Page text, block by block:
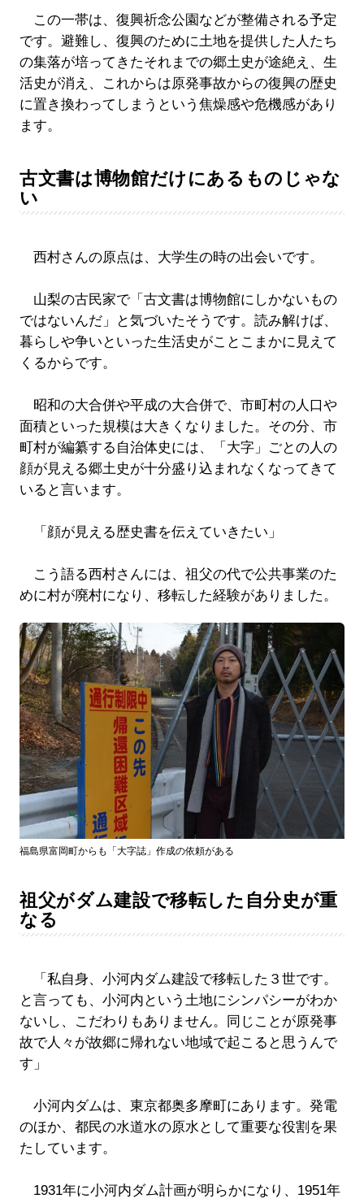
この一帯は、復興祈念公園などが整備される予定
です。避難し、復興のために土地を提供した人たち
の集落が培ってきたそれまでの郷土史が途絶え、生
活史が消え、これからは原発事故からの復興の歴史
に置き換わってしまうという焦燥感や危機感があり
ます。
古文書は博物館だけにあるものじゃな
い
西村さんの原点は、大学生の時の出会いです。
山梨の古民家で「古文書は博物館にしかないもの
ではないんだ」と気づいたそうです。読み解けば、
暮らしや争いといった生活史がことこまかに見えて
くるからです。
昭和の大合併や平成の大合併で、市町村の人口や
面積といった規模は大きくなりました。その分、市
町村が編纂する自治体史には、「大字」ごとの人の
顔が見える郷土史が十分盛り込まれなくなってきて
いると言います。
「顔が見える歴史書を伝えていきたい」
こう語る西村さんには、祖父の代で公共事業のた
めに村が廃村になり、移転した経験がありました。
福島県富岡町からも「大字誌」作成の依頼がある
祖父がダム建設で移転した自分史が重
なる
「私自身、小河内ダム建設で移転した３世です。
と言っても、小河内という土地にシンパシーがわか
ないし、こだわりもありません。同じことが原発事
故で人々が故郷に帰れない地域で起こると思うんで
す」
小河内ダムは、東京都奥多摩町にあります。発電
のほか、都民の水道水の原水として重要な役割を果
たしています。
1931年に小河内ダム計画が明らかになり、1951年